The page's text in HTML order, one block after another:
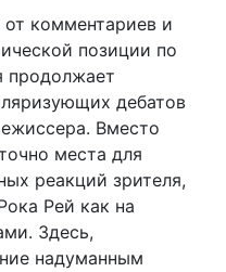
комментариев и
позиции по
продолжает
дебатов
Вместо
места для
реакций зрителя,
Рей как на
Здесь,
надуманным